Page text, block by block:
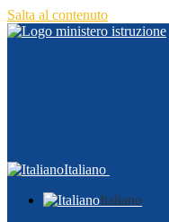
Salta al contenuto
Italiano
Italiano